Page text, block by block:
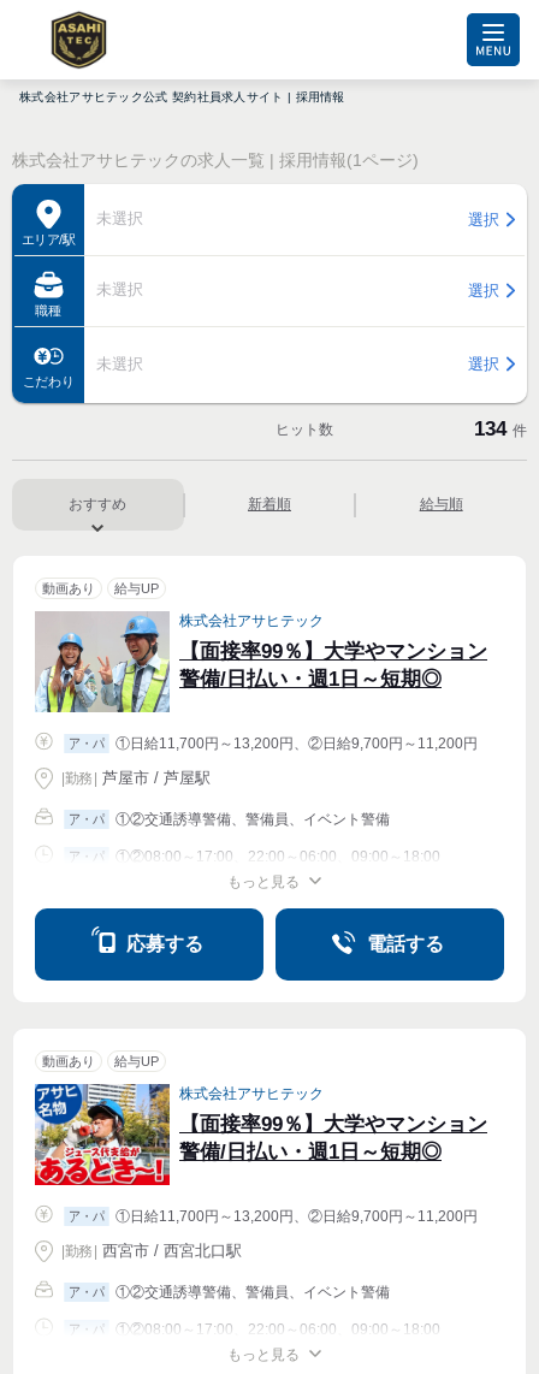
株式会社アサヒテック公式 契約社員求人サイト | 採用情報
株式会社アサヒテックの求人一覧 | 採用情報(1ページ)
エリア/駅
未選択 選択
職種
未選択 選択
こだわり
未選択 選択
ヒット数 134 件
おすすめ 新着順 給与順
動画あり 給与UP
株式会社アサヒテック
【面接率99％】大学やマンション
警備/日払い・週1日～短期◎
ア・パ ①日給11,700円～13,200円、②日給9,700円～11,200円
|勤務 芦屋市 / 芦屋駅
ア・パ ①②交通誘導警備、警備員、イベント警備
ア・パ ①②08:00～17:00、22:00～06:00、09:00～18:00
もっと見る
応募する 電話する
動画あり 給与UP
株式会社アサヒテック
【面接率99％】大学やマンション
警備/日払い・週1日～短期◎
ア・パ ①日給11,700円～13,200円、②日給9,700円～11,200円
|勤務 西宮市 / 西宮北口駅
ア・パ ①②交通誘導警備、警備員、イベント警備
ア・パ ①②08:00～17:00、22:00～06:00、09:00～18:00
もっと見る